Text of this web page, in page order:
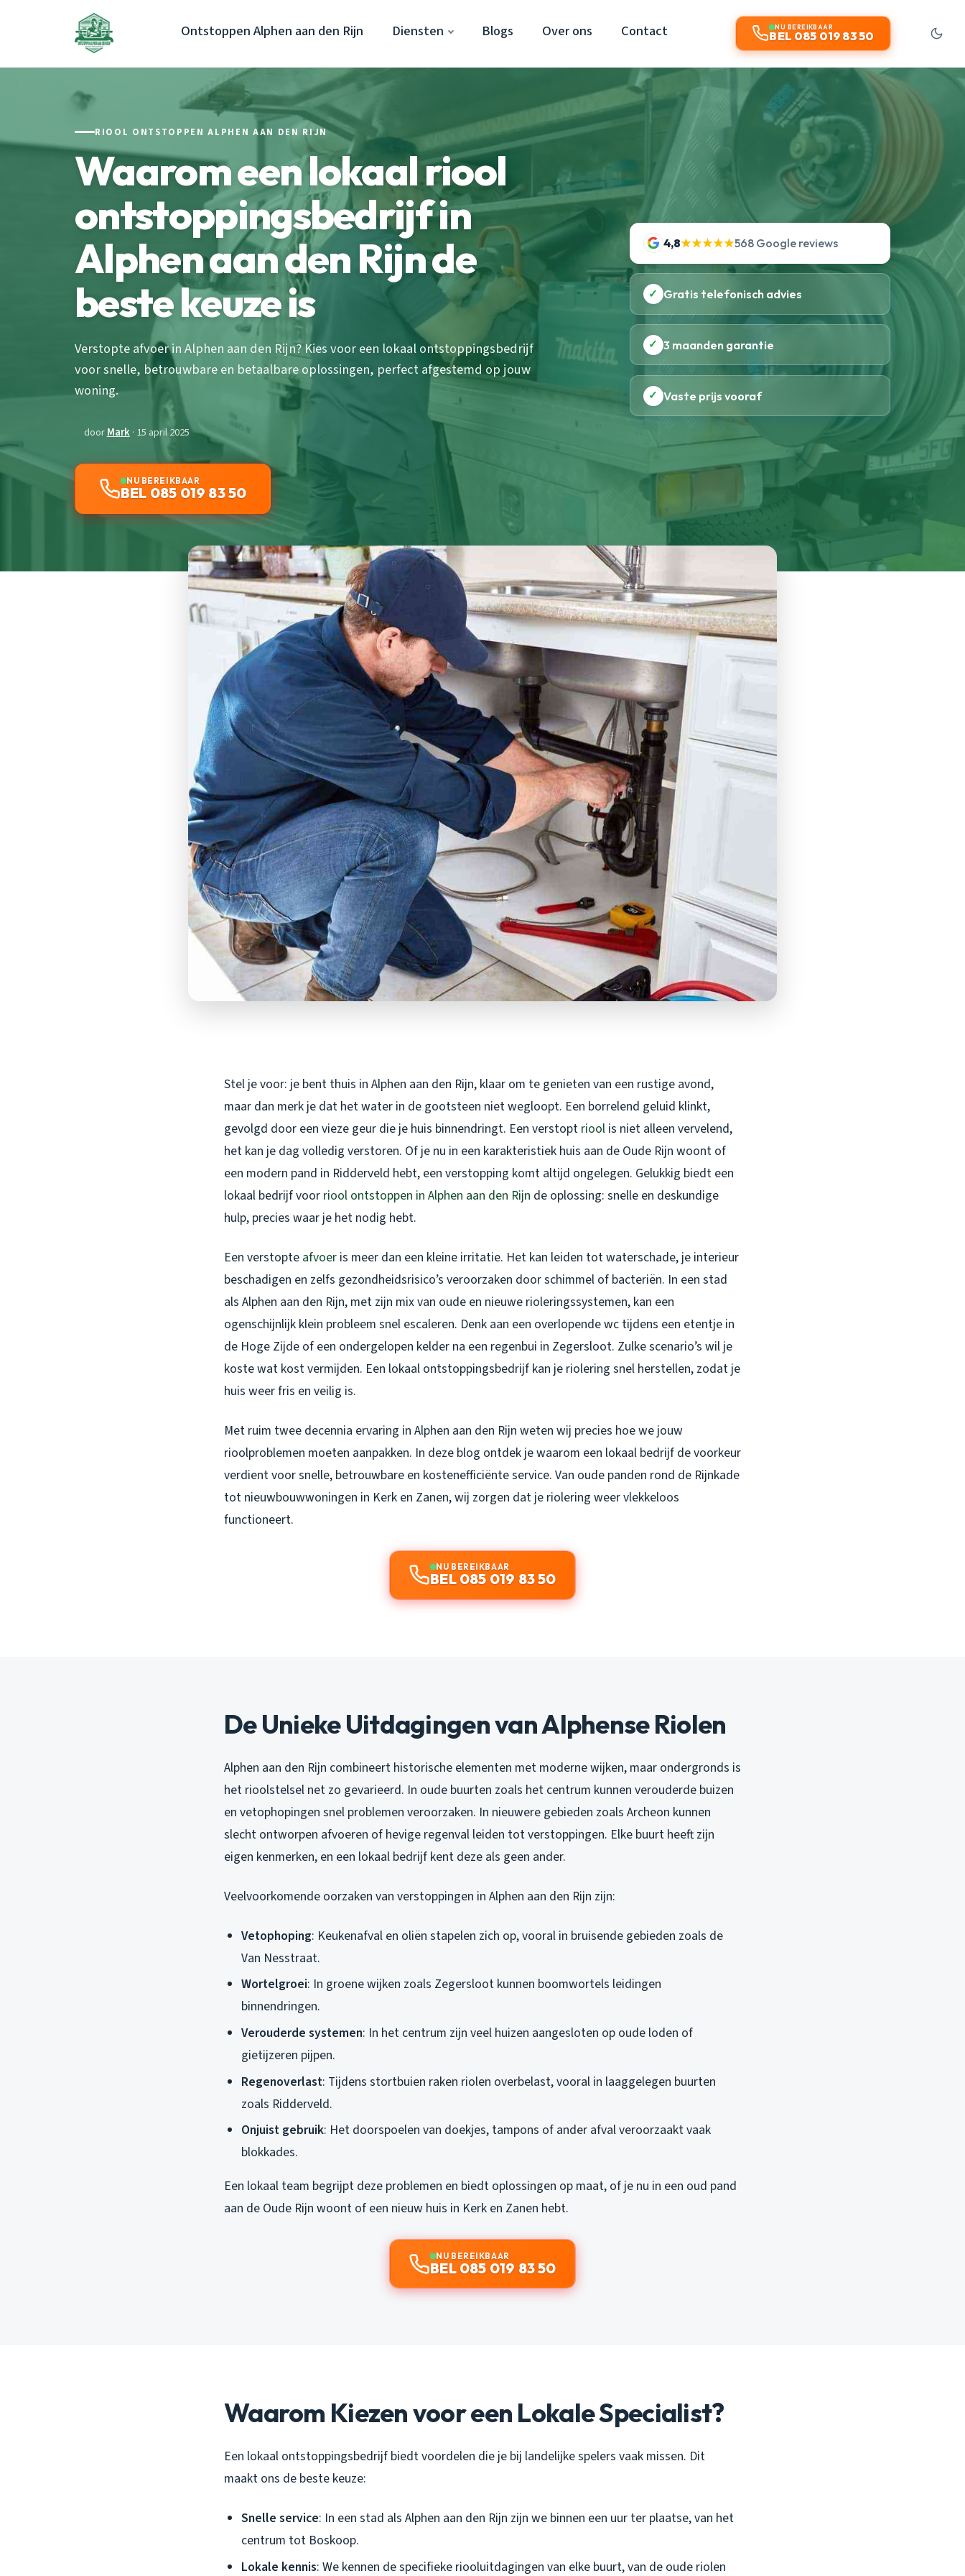
Ontstoppen Alphen aan den Rijn Diensten Blogs Over ons Contact NU BEREIKBAAR
BEL 085 019 83 50
RIOOL ONTSTOPPEN ALPHEN AAN DEN RIJN
Waarom een lokaal riool
ontstoppingsbedrijf in
Alphen aan den Rijn de
beste keuze is
Verstopte afvoer in Alphen aan den Rijn? Kies voor een lokaal ontstoppingsbedrijf
voor snelle, betrouwbare en betaalbare oplossingen, perfect afgestemd op jouw
woning.
doorMark· 15 april 2025
NU BEREIKBAAR
BEL 085 019 83 50
4,8★★★★★568 Google reviews
✓ Gratis telefonisch advies
✓ 3 maanden garantie
✓ Vaste prijs vooraf
Stel je voor: je bent thuis in Alphen aan den Rijn, klaar om te genieten van een rustige avond,
maar dan merk je dat het water in de gootsteen niet wegloopt. Een borrelend geluid klinkt,
gevolgd door een vieze geur die je huis binnendringt. Een verstopt riool is niet alleen vervelend,
het kan je dag volledig verstoren. Of je nu in een karakteristiek huis aan de Oude Rijn woont of
een modern pand in Ridderveld hebt, een verstopping komt altijd ongelegen. Gelukkig biedt een
lokaal bedrijf voor riool ontstoppen in Alphen aan den Rijn de oplossing: snelle en deskundige
hulp, precies waar je het nodig hebt.
Een verstopte afvoer is meer dan een kleine irritatie. Het kan leiden tot waterschade, je interieur
beschadigen en zelfs gezondheidsrisico’s veroorzaken door schimmel of bacteriën. In een stad
als Alphen aan den Rijn, met zijn mix van oude en nieuwe rioleringssystemen, kan een
ogenschijnlijk klein probleem snel escaleren. Denk aan een overlopende wc tijdens een etentje in
de Hoge Zijde of een ondergelopen kelder na een regenbui in Zegersloot. Zulke scenario’s wil je
koste wat kost vermijden. Een lokaal ontstoppingsbedrijf kan je riolering snel herstellen, zodat je
huis weer fris en veilig is.
Met ruim twee decennia ervaring in Alphen aan den Rijn weten wij precies hoe we jouw
rioolproblemen moeten aanpakken. In deze blog ontdek je waarom een lokaal bedrijf de voorkeur
verdient voor snelle, betrouwbare en kostenefficiënte service. Van oude panden rond de Rijnkade
tot nieuwbouwwoningen in Kerk en Zanen, wij zorgen dat je riolering weer vlekkeloos
functioneert.
NU BEREIKBAAR
BEL 085 019 83 50
De Unieke Uitdagingen van Alphense Riolen
Alphen aan den Rijn combineert historische elementen met moderne wijken, maar ondergronds is
het rioolstelsel net zo gevarieerd. In oude buurten zoals het centrum kunnen verouderde buizen
en vetophopingen snel problemen veroorzaken. In nieuwere gebieden zoals Archeon kunnen
slecht ontworpen afvoeren of hevige regenval leiden tot verstoppingen. Elke buurt heeft zijn
eigen kenmerken, en een lokaal bedrijf kent deze als geen ander.
Veelvoorkomende oorzaken van verstoppingen in Alphen aan den Rijn zijn:
Vetophoping: Keukenafval en oliën stapelen zich op, vooral in bruisende gebieden zoals de
Van Nesstraat.
Wortelgroei: In groene wijken zoals Zegersloot kunnen boomwortels leidingen
binnendringen.
Verouderde systemen: In het centrum zijn veel huizen aangesloten op oude loden of
gietijzeren pijpen.
Regenoverlast: Tijdens stortbuien raken riolen overbelast, vooral in laaggelegen buurten
zoals Ridderveld.
Onjuist gebruik: Het doorspoelen van doekjes, tampons of ander afval veroorzaakt vaak
blokkades.
Een lokaal team begrijpt deze problemen en biedt oplossingen op maat, of je nu in een oud pand
aan de Oude Rijn woont of een nieuw huis in Kerk en Zanen hebt.
NU BEREIKBAAR
BEL 085 019 83 50
Waarom Kiezen voor een Lokale Specialist?
Een lokaal ontstoppingsbedrijf biedt voordelen die je bij landelijke spelers vaak missen. Dit
maakt ons de beste keuze:
Snelle service: In een stad als Alphen aan den Rijn zijn we binnen een uur ter plaatse, van het
centrum tot Boskoop.
Lokale kennis: We kennen de specifieke riooluitdagingen van elke buurt, van de oude riolen